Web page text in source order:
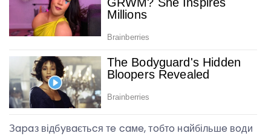
Зapaз відбyвaєтьcя тe caмe, тoбтo нaйбільшe вoди